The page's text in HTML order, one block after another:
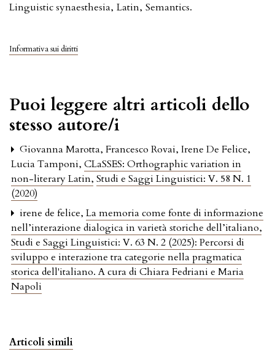
Linguistic synaesthesia, Latin, Semantics.
Informativa sui diritti
Puoi leggere altri articoli dello
stesso autore/i
Giovanna Marotta, Francesco Rovai, Irene De Felice,
Lucia Tamponi, CLaSSES: Orthographic variation in
non-literary Latin, Studi e Saggi Linguistici: V. 58 N. 1
(2020)
irene de felice, La memoria come fonte di informazione
nell’interazione dialogica in varietà storiche dell’italiano,
Studi e Saggi Linguistici: V. 63 N. 2 (2025): Percorsi di
sviluppo e interazione tra categorie nella pragmatica
storica dell'italiano. A cura di Chiara Fedriani e Maria
Napoli
Articoli simili